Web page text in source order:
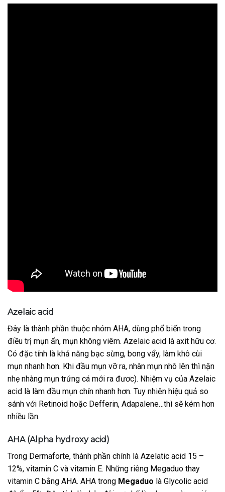
Azelaic acid
Đây là thành phần thuộc nhóm AHA, dùng phổ biến trong
điều trị mụn ẩn, mụn không viêm. Azelaic acid là axit hữu cơ.
Có đặc tính là khả năng bạc sừng, bong vẩy, làm khô cùi
mụn nhanh hơn. Khi đầu mụn vỡ ra, nhân mụn nhô lên thì nặn
nhẹ nhàng mụn trứng cá mới ra đươc). Nhiệm vụ của Azelaic
acid là làm đầu mụn chín nhanh hơn. Tuy nhiên hiệu quả so
sánh với Retinoid hoặc Defferin, Adapalene…thì sẽ kém hơn
nhiều lần.
AHA (Alpha hydroxy acid)
Trong Dermaforte, thành phần chính là Azelatic acid 15 –
12%, vitamin C và vitamin E. Những riêng Megaduo thay
vitamin C bằng AHA. AHA trong Megaduo là Glycolic acid